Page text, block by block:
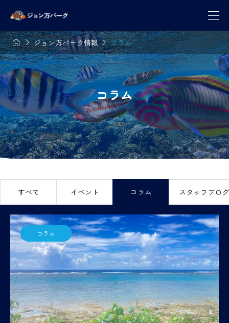
ジョン万パーク情報コラム
コラム
すべて イベント コラム スタッフブログ
コラム